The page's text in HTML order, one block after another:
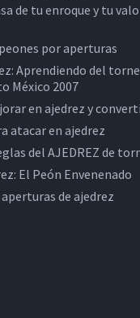
de tu enroque y tu
por aperturas
Aprendiendo del
México 2007
en ajedrez y
atacar en ajedrez
del AJEDREZ de
El Peón Envenenado
de ajedrez